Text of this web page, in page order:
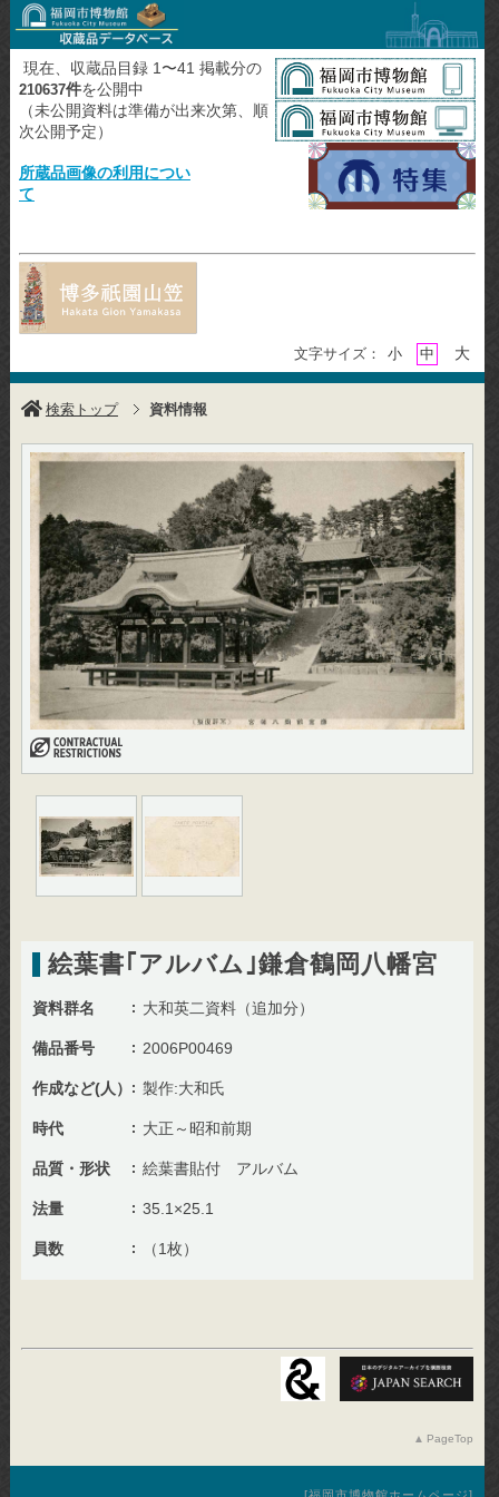
現在、収蔵品目録 1〜41 掲載分の
210637件を公開中
（未公開資料は準備が出来次第、順
次公開予定）
所蔵品画像の利用につい
て
文字サイズ： 小 中 大
検索トップ 資料情報
絵葉書｢アルバム｣鎌倉鶴岡八幡宮
資料群名 大和英二資料（追加分）
備品番号 2006P00469
作成など(人） 製作:大和氏
時代 大正～昭和前期
品質・形状 絵葉書貼付 アルバム
法量 35.1×25.1
員数 （1枚）
PageTop